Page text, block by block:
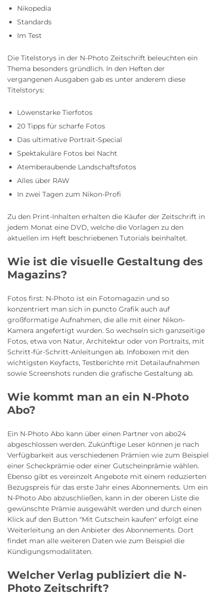
Nikopedia
Standards
Im Test
Die Titelstorys in der N-Photo Zeitschrift beleuchten ein
Thema besonders gründlich. In den Heften der
vergangenen Ausgaben gab es unter anderem diese
Titelstorys:
Löwenstarke Tierfotos
20 Tipps für scharfe Fotos
Das ultimative Portrait-Special
Spektakuläre Fotos bei Nacht
Atemberaubende Landschaftsfotos
Alles über RAW
In zwei Tagen zum Nikon-Profi
Zu den Print-Inhalten erhalten die Käufer der Zeitschrift in
jedem Monat eine DVD, welche die Vorlagen zu den
aktuellen im Heft beschriebenen Tutorials beinhaltet.
Wie ist die visuelle Gestaltung des
Magazins?
Fotos first: N-Photo ist ein Fotomagazin und so
konzentriert man sich in puncto Grafik auch auf
großformatige Aufnahmen, die alle mit einer Nikon-
Kamera angefertigt wurden. So wechseln sich ganzseitige
Fotos, etwa von Natur, Architektur oder von Portraits, mit
Schritt-für-Schritt-Anleitungen ab. Infoboxen mit den
wichtigsten Keyfacts, Testberichte mit Detailaufnahmen
sowie Screenshots runden die grafische Gestaltung ab.
Wie kommt man an ein N-Photo
Abo?
Ein N-Photo Abo kann über einen Partner von abo24
abgeschlossen werden. Zukünftige Leser können je nach
Verfügbarkeit aus verschiedenen Prämien wie zum Beispiel
einer Scheckprämie oder einer Gutscheinprämie wählen.
Ebenso gibt es vereinzelt Angebote mit einem reduzierten
Bezugspreis für das erste Jahr eines Abonnements. Um ein
N-Photo Abo abzuschließen, kann in der oberen Liste die
gewünschte Prämie ausgewählt werden und durch einen
Klick auf den Button "Mit Gutschein kaufen" erfolgt eine
Weiterleitung an den Anbieter des Abonnements. Dort
findet man alle weiteren Daten wie zum Beispiel die
Kündigungsmodalitäten.
Welcher Verlag publiziert die N-
Photo Zeitschrift?